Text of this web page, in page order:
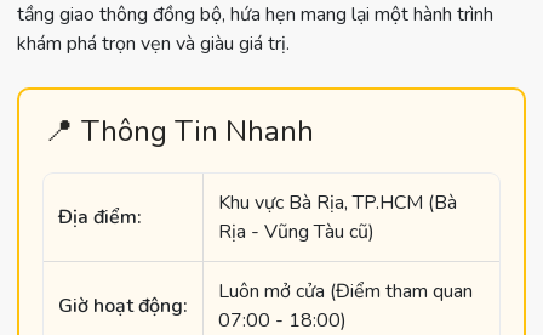
tầng giao thông đồng bộ, hứa hẹn mang lại một hành trình
khám phá trọn vẹn và giàu giá trị.
📍 Thông Tin Nhanh
Địa điểm:
Khu vực Bà Rịa, TP.HCM (Bà
Rịa - Vũng Tàu cũ)
Giờ hoạt động:
Luôn mở cửa (Điểm tham quan
07:00 - 18:00)